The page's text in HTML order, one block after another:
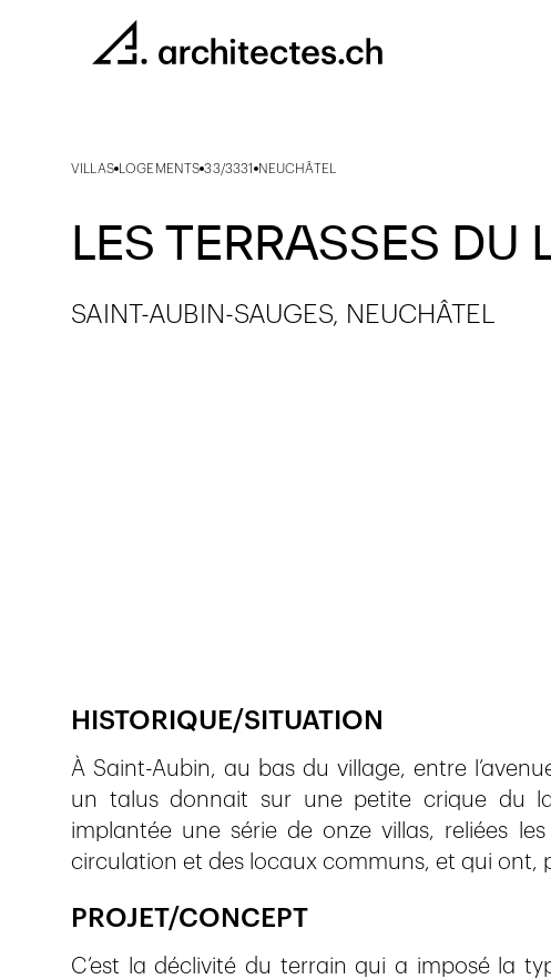
VILLAS LOGEMENTS 33/3331 NEUCHÂTEL
LES TERRASSES DU
SAINT-AUBIN-SAUGES, NEUCHÂTEL
HISTORIQUE/SITUATION
À Saint-Aubin, au bas du village, entre
un talus donnait sur une petite crique du
implantée une série de onze villas, reliées
circulation et des locaux communs, et qui ont,
PROJET/CONCEPT
C’est la déclivité du terrain qui a imposé la